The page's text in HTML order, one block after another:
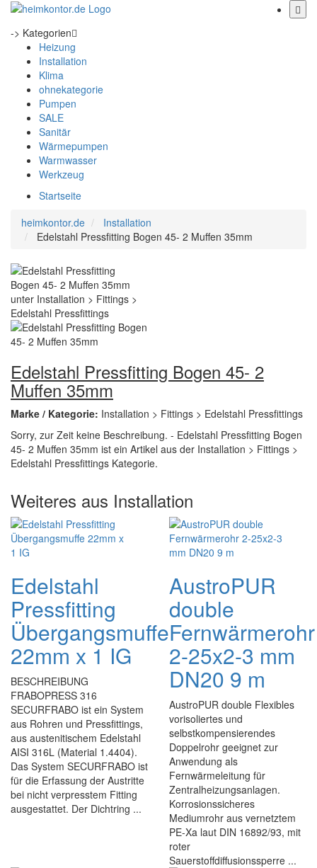
-> Kategorien
Heizung
Installation
Klima
ohnekategorie
Pumpen
SALE
Sanitär
Wärmepumpen
Warmwasser
Werkzeug
Startseite
heimkontor.de
Installation
Edelstahl Pressfitting Bogen 45- 2 Muffen 35mm
Edelstahl Pressfitting Bogen 45- 2
Muffen 35mm
Marke / Kategorie: Installation > Fittings > Edelstahl Pressfittings
Sorry, zur Zeit keine Beschreibung. - Edelstahl Pressfitting Bogen
45- 2 Muffen 35mm ist ein Artikel aus der Installation > Fittings >
Edelstahl Pressfittings Kategorie.
Weiteres aus Installation
Edelstahl
Pressfitting
Übergangsmuffe
22mm x 1 IG
BESCHREIBUNG
FRABOPRESS 316
SECURFRABO ist ein System
aus Rohren und Pressfittings,
aus austenitischem Edelstahl
AISI 316L (Material 1.4404).
Das System SECURFRABO ist
für die Erfassung der Austritte
bei nicht verpresstem Fitting
ausgestattet. Der Dichtring ...
AustroPUR
double
Fernwärmerohr
2-25x2-3 mm
DN20 9 m
AustroPUR double Flexibles
vorisoliertes und
selbstkompensierendes
Doppelrohr geeignet zur
Anwendung als
Fernwärmeleitung für
Zentralheizungsanlagen.
Korrosionssicheres
Mediumrohr aus vernetztem
PE-Xa laut DIN 16892/93, mit
roter
Sauerstoffdiffusionssperre ...